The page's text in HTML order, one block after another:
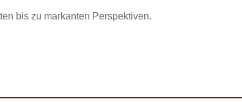
bis zu markanten Perspektiven.